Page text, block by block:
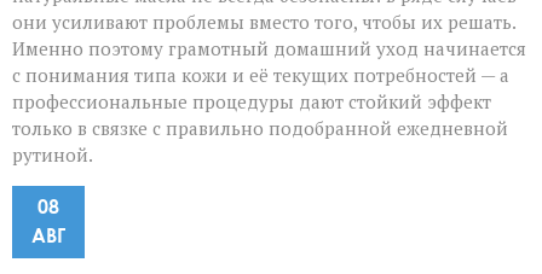
они усиливают проблемы вместо того, чтобы их решать.
Именно поэтому грамотный домашний уход начинается
с понимания типа кожи и её текущих потребностей — а
профессиональные процедуры дают стойкий эффект
только в связке с правильно подобранной ежедневной
рутиной.
08
АВГ